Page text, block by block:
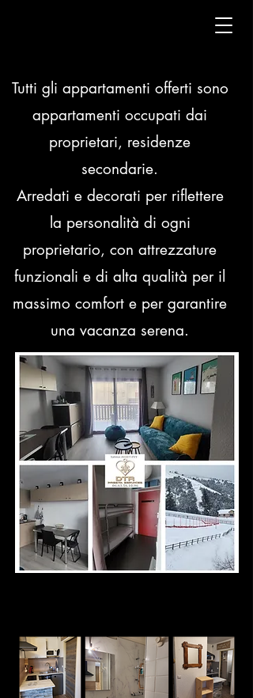
Tutti gli appartamenti offerti sono
appartamenti occupati dai
proprietari, residenze
secondarie.
Arredati e decorati per riflettere
la personalità di ogni
proprietario, con attrezzature
funzionali e di alta qualità per il
massimo comfort e per garantire
una vacanza serena.